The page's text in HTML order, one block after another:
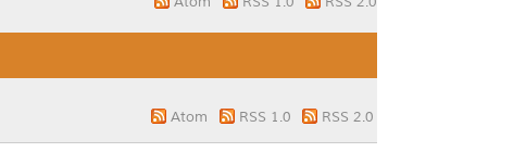
Atom RSS 1.0 RSS 2.0